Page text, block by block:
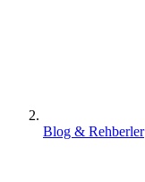
Blog & Rehberler